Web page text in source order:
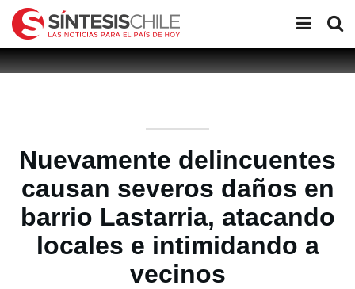
Nuevamente delincuentes
causan severos daños en
barrio Lastarria, atacando
locales e intimidando a
vecinos